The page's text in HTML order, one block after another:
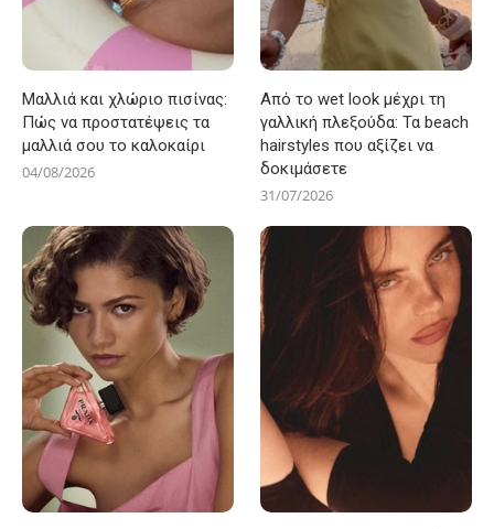
Μαλλιά και χλώριο πισίνας:
Πώς να προστατέψεις τα
μαλλιά σου το καλοκαίρι
04/08/2026
Από το wet look μέχρι τη
γαλλική πλεξούδα: Τα beach
hairstyles που αξίζει να
δοκιμάσετε
31/07/2026